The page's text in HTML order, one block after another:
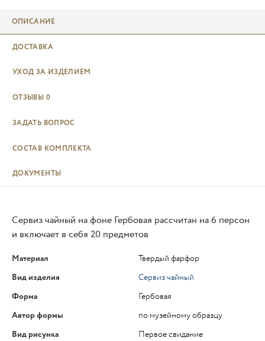
ОПИСАНИЕ
ДОСТАВКА
УХОД ЗА ИЗДЕЛИЕМ
ОТЗЫВЫ 0
ЗАДАТЬ ВОПРОС
СОСТАВ КОМПЛЕКТА
ДОКУМЕНТЫ
Сервиз чайный на фоне Гербовая рассчитан на 6 персон
и включает в себя 20 предметов
Материал
Твердый фарфор
Вид изделия
Сервиз чайный
Форма
Гербовая
Автор формы
по музейному образцу
Вид рисунка
Первое свидание